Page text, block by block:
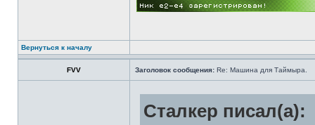
Вернуться к началу
FVV Заголовок сообщения: Re: Машина для Таймыра.
Сталкер писал(а):